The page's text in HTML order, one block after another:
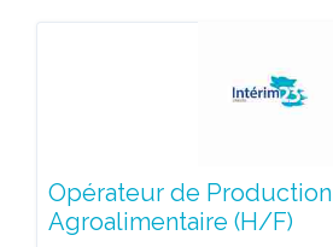
Opérateur de Production
Agroalimentaire (H/F)